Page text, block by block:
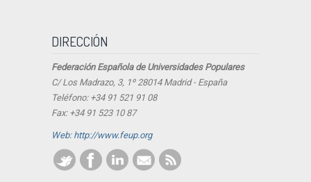
DIRECCIÓN
Federación Española de Universidades Populares
C/ Los Madrazo, 3, 1º 28014 Madrid - España
Teléfono: +34 91 521 91 08
Fax: +34 91 523 10 87
Web: http://www.feup.org